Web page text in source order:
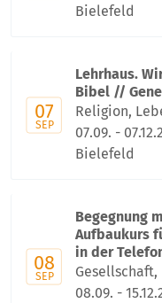
Bielefeld
07
SEP
Lehrhaus.
Bibel //
Religion,
07.09. -
Bielefeld
08
SEP
Begegnung
Aufbaukurs
in der
08.09. -